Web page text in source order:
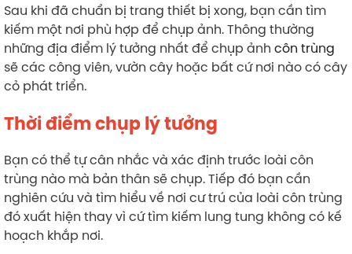
Sau khi đã chuẩn bị trang thiết bị xong, bạn cần tìm
kiếm một nơi phù hợp để chụp ảnh. Thông thường
những địa điểm lý tưởng nhất để chụp ảnh côn trùng
sẽ các công viên, vườn cây hoặc bất cứ nơi nào có cây
cỏ phát triển.
Thời điểm chụp lý tưởng
Bạn có thể tự cân nhắc và xác định trước loài côn
trùng nào mà bản thân sẽ chụp. Tiếp đó bạn cần
nghiên cứu và tìm hiểu về nơi cư trú của loài côn trùng
đó xuất hiện thay vì cứ tìm kiếm lung tung không có kế
hoạch khắp nơi.